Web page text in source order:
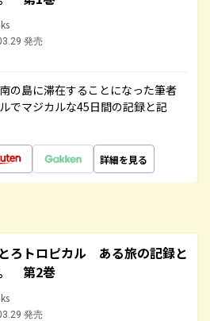
発売
の島に滞在することになった筆者
でマジカルな45日間の記録と記
詳細を見る
ろトロピカル ある旅の記録と
第2巻
発売